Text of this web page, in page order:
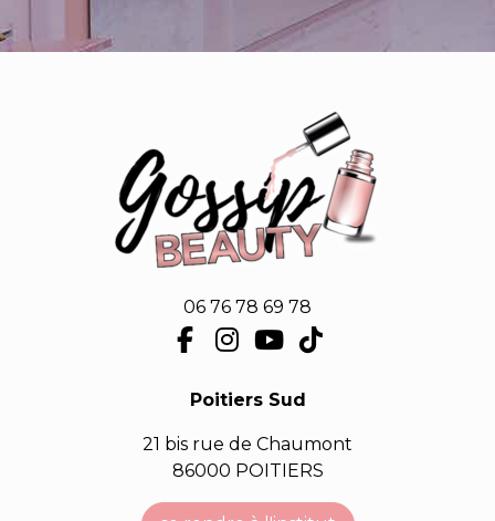
06 76 78 69 78
Poitiers Sud
21 bis rue de Chaumont
86000 POITIERS